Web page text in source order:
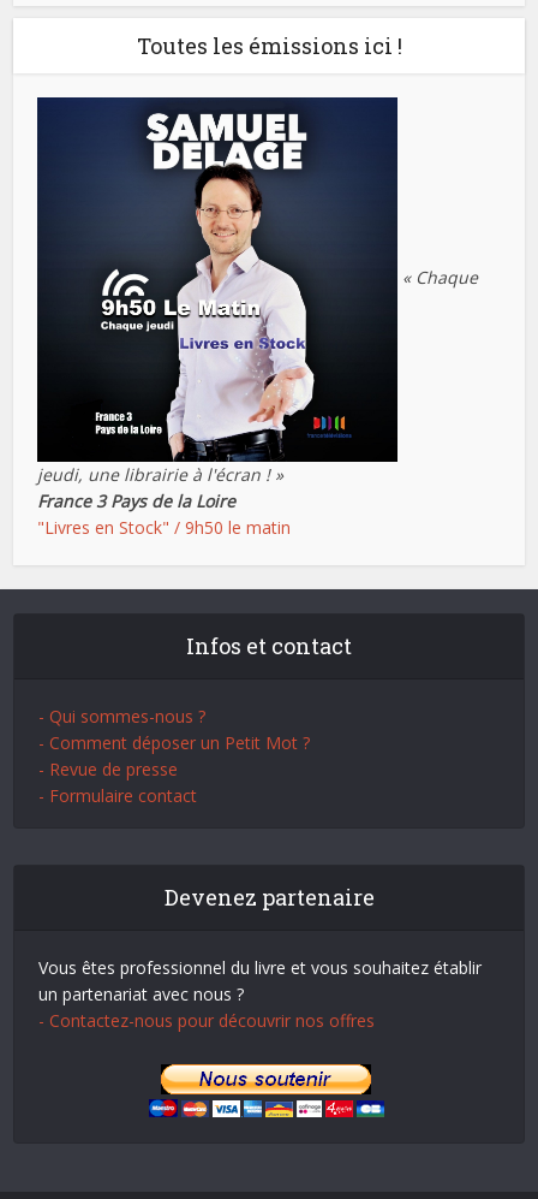
Toutes les émissions ici !
« Chaque
jeudi, une librairie à l'écran ! »
France 3 Pays de la Loire
"Livres en Stock" / 9h50 le matin
Infos et contact
- Qui sommes-nous ?
- Comment déposer un Petit Mot ?
- Revue de presse
- Formulaire contact
Devenez partenaire
Vous êtes professionnel du livre et vous souhaitez établir
un partenariat avec nous ?
- Contactez-nous pour découvrir nos offres